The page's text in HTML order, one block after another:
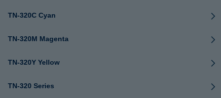
TN-320C Cyan
TN-320M Magenta
TN-320Y Yellow
TN-320 Series